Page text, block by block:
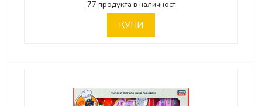
77 продукта в наличност
КУПИ